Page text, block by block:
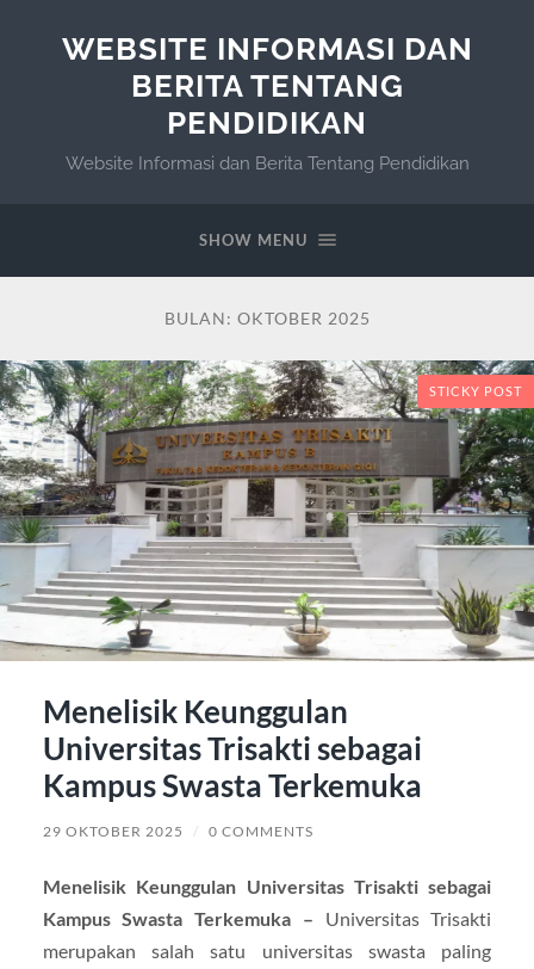
WEBSITE INFORMASI DAN
BERITA TENTANG
PENDIDIKAN
Website Informasi dan Berita Tentang Pendidikan
SHOW MENU
BULAN: OKTOBER 2025
STICKY POST
Menelisik Keunggulan
Universitas Trisakti sebagai
Kampus Swasta Terkemuka
29 OKTOBER 2025 / 0 COMMENTS
Menelisik Keunggulan Universitas Trisakti sebagai
Kampus Swasta Terkemuka – Universitas Trisakti
merupakan salah satu universitas swasta paling